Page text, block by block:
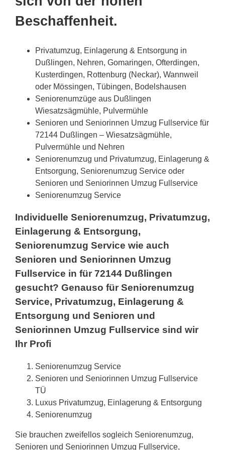
Beschaffenheit.
Privatumzug, Einlagerung & Entsorgung in
Dußlingen, Nehren, Gomaringen, Ofterdingen,
Kusterdingen, Rottenburg (Neckar), Wannweil
oder Mössingen, Tübingen, Bodelshausen
Seniorenumzüge aus Dußlingen
Wiesatzsägmühle, Pulvermühle
Senioren und Seniorinnen Umzug Fullservice für
72144 Dußlingen – Wiesatzsägmühle,
Pulvermühle und Nehren
Seniorenumzug und Privatumzug, Einlagerung &
Entsorgung, Seniorenumzug Service oder
Senioren und Seniorinnen Umzug Fullservice
Seniorenumzug Service
Individuelle Seniorenumzug, Privatumzug,
Einlagerung & Entsorgung,
Seniorenumzug Service wie auch
Senioren und Seniorinnen Umzug
Fullservice in für 72144 Dußlingen
gesucht? Genauso für Seniorenumzug
Service, Privatumzug, Einlagerung &
Entsorgung und Senioren und
Seniorinnen Umzug Fullservice sind wir
Ihr Profi
Seniorenumzug Service
Senioren und Seniorinnen Umzug Fullservice
TÜ
Luxus Privatumzug, Einlagerung & Entsorgung
Seniorenumzug
Sie brauchen zweifellos sogleich Seniorenumzug,
Senioren und Seniorinnen Umzug Fullservice,